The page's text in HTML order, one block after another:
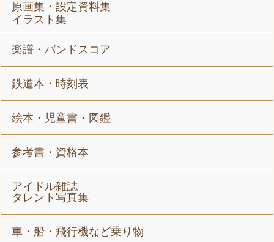
原画集・設定資料集
イラスト集
楽譜・バンドスコア
鉄道本・時刻表
絵本・児童書・図鑑
参考書・資格本
アイドル雑誌
タレント写真集
車・船・飛行機など乗り物